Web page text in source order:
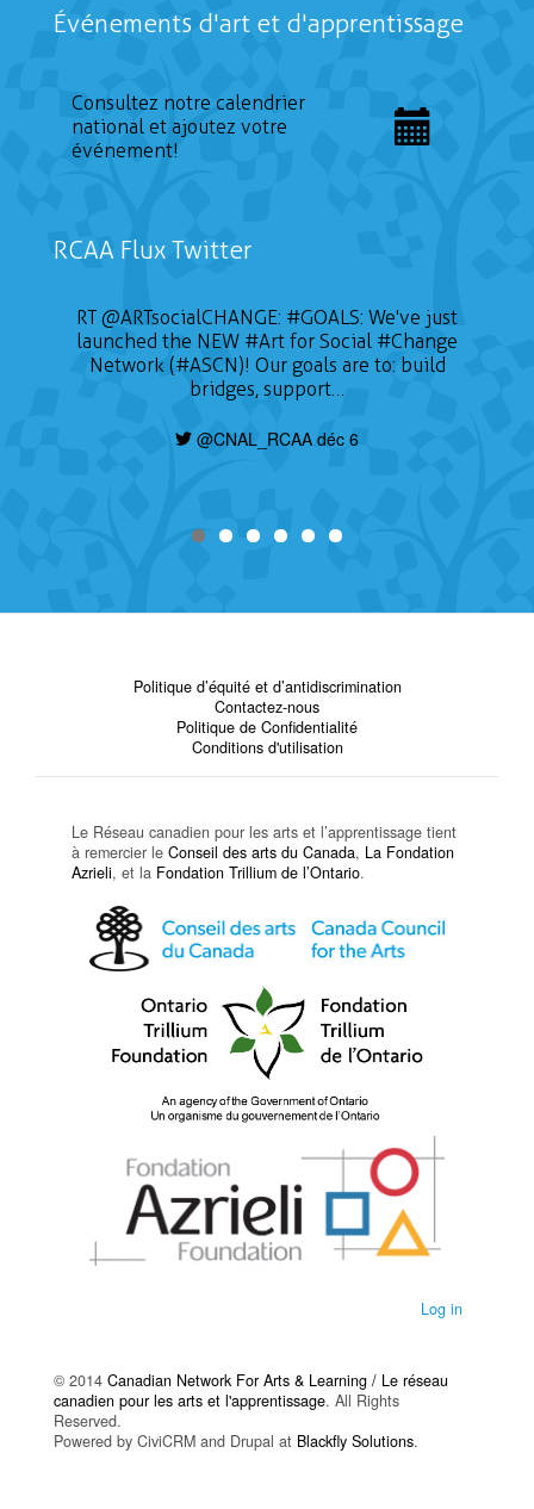
Événements d'art et d'apprentissage
Consultez notre calendrier
national et ajoutez votre
événement!
RCAA Flux Twitter
RT@ARTsocialCHANGE: #GOALS: We've just
launched the NEW #Art for Social #Change
Network (#ASCN)! Our goals are to: build
bridges, support…
@CNAL_RCAA déc 6
Politique d’équité et d’antidiscrimination
Contactez-nous
Politique de Confidentialité
Conditions d'utilisation
Le Réseau canadien pour les arts et l’apprentissage tient
à remercier le Conseil des arts du Canada, La Fondation
Azrieli, et la Fondation Trillium de l’Ontario.
Log in
© 2014 Canadian Network For Arts & Learning / Le réseau
canadien pour les arts et l'apprentissage. All Rights
Reserved.
Powered by CiviCRM and Drupal at Blackfly Solutions.